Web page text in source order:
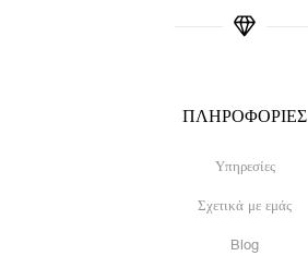
ΠΛΗΡΟΦΟΡΙΕΣ
Υπηρεσίες
Σχετικά με εμάς
Blog